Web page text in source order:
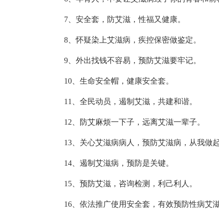
7、安全套，防艾滋，性福又健康。
8、怀疑染上艾滋病，疾控保密做鉴定。
9、外出找钱不容易，预防艾滋要牢记。
10、生命安全帽，健康安全套。
11、全民动员，遏制艾滋，共建和谐。
12、防艾麻烦一下子，远离艾滋一辈子。
13、关心艾滋病病人，预防艾滋病，从我做起
14、遏制艾滋病，预防是关键。
15、预防艾滋，咨询检测，利己利人。
16、依法推广使用安全套，有效预防性病艾滋